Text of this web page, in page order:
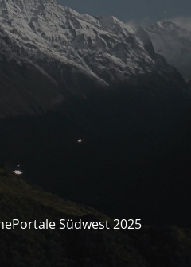
Südwest 2025